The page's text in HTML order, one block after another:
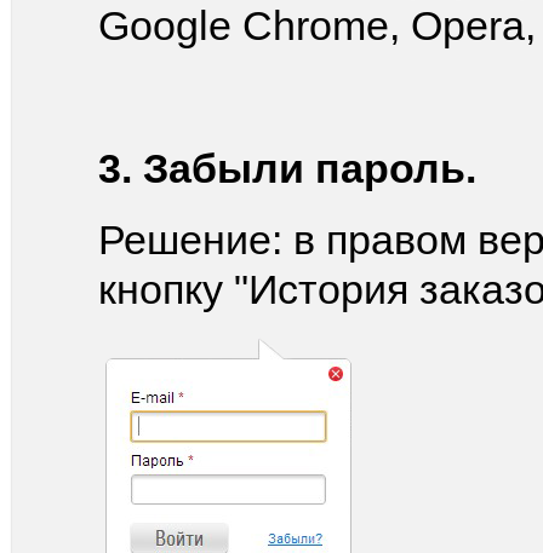
Google Chrome,
3. Забыли пароль.
Решение: в правом
кнопку "История